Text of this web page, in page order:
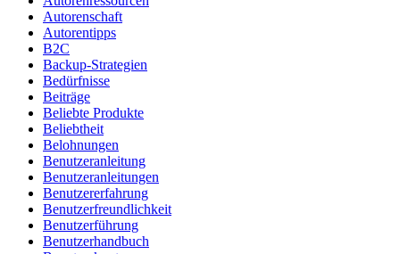
Autorenschaft
Autorentipps
B2C
Backup-Strategien
Bedürfnisse
Beiträge
Beliebte Produkte
Beliebtheit
Belohnungen
Benutzeranleitung
Benutzeranleitungen
Benutzererfahrung
Benutzerfreundlichkeit
Benutzerführung
Benutzerhandbuch